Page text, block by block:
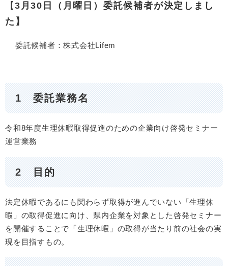
【 3月30日（月曜日）委託候補者が決定しまし
た】
委託候補者：株式会社Lifem
1 委託業務名
令和8年度生理休暇取得促進のための企業向け啓発セミナー
運営業務
2 目的
法定休暇であるにも関わらず取得が進んでいない「生理休
暇」の取得促進に向け、県内企業を対象とした啓発セミナー
を開催することで「生理休暇」の取得が当たり前の社会の実
現を目指すもの。